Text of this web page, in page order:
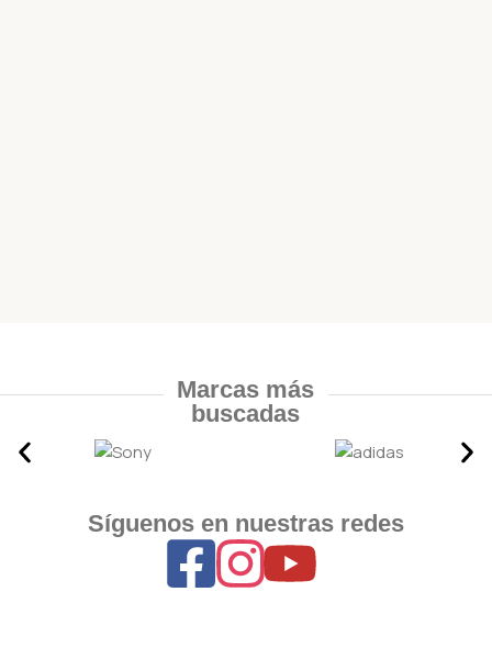
Marcas más
buscadas
Síguenos en nuestras redes